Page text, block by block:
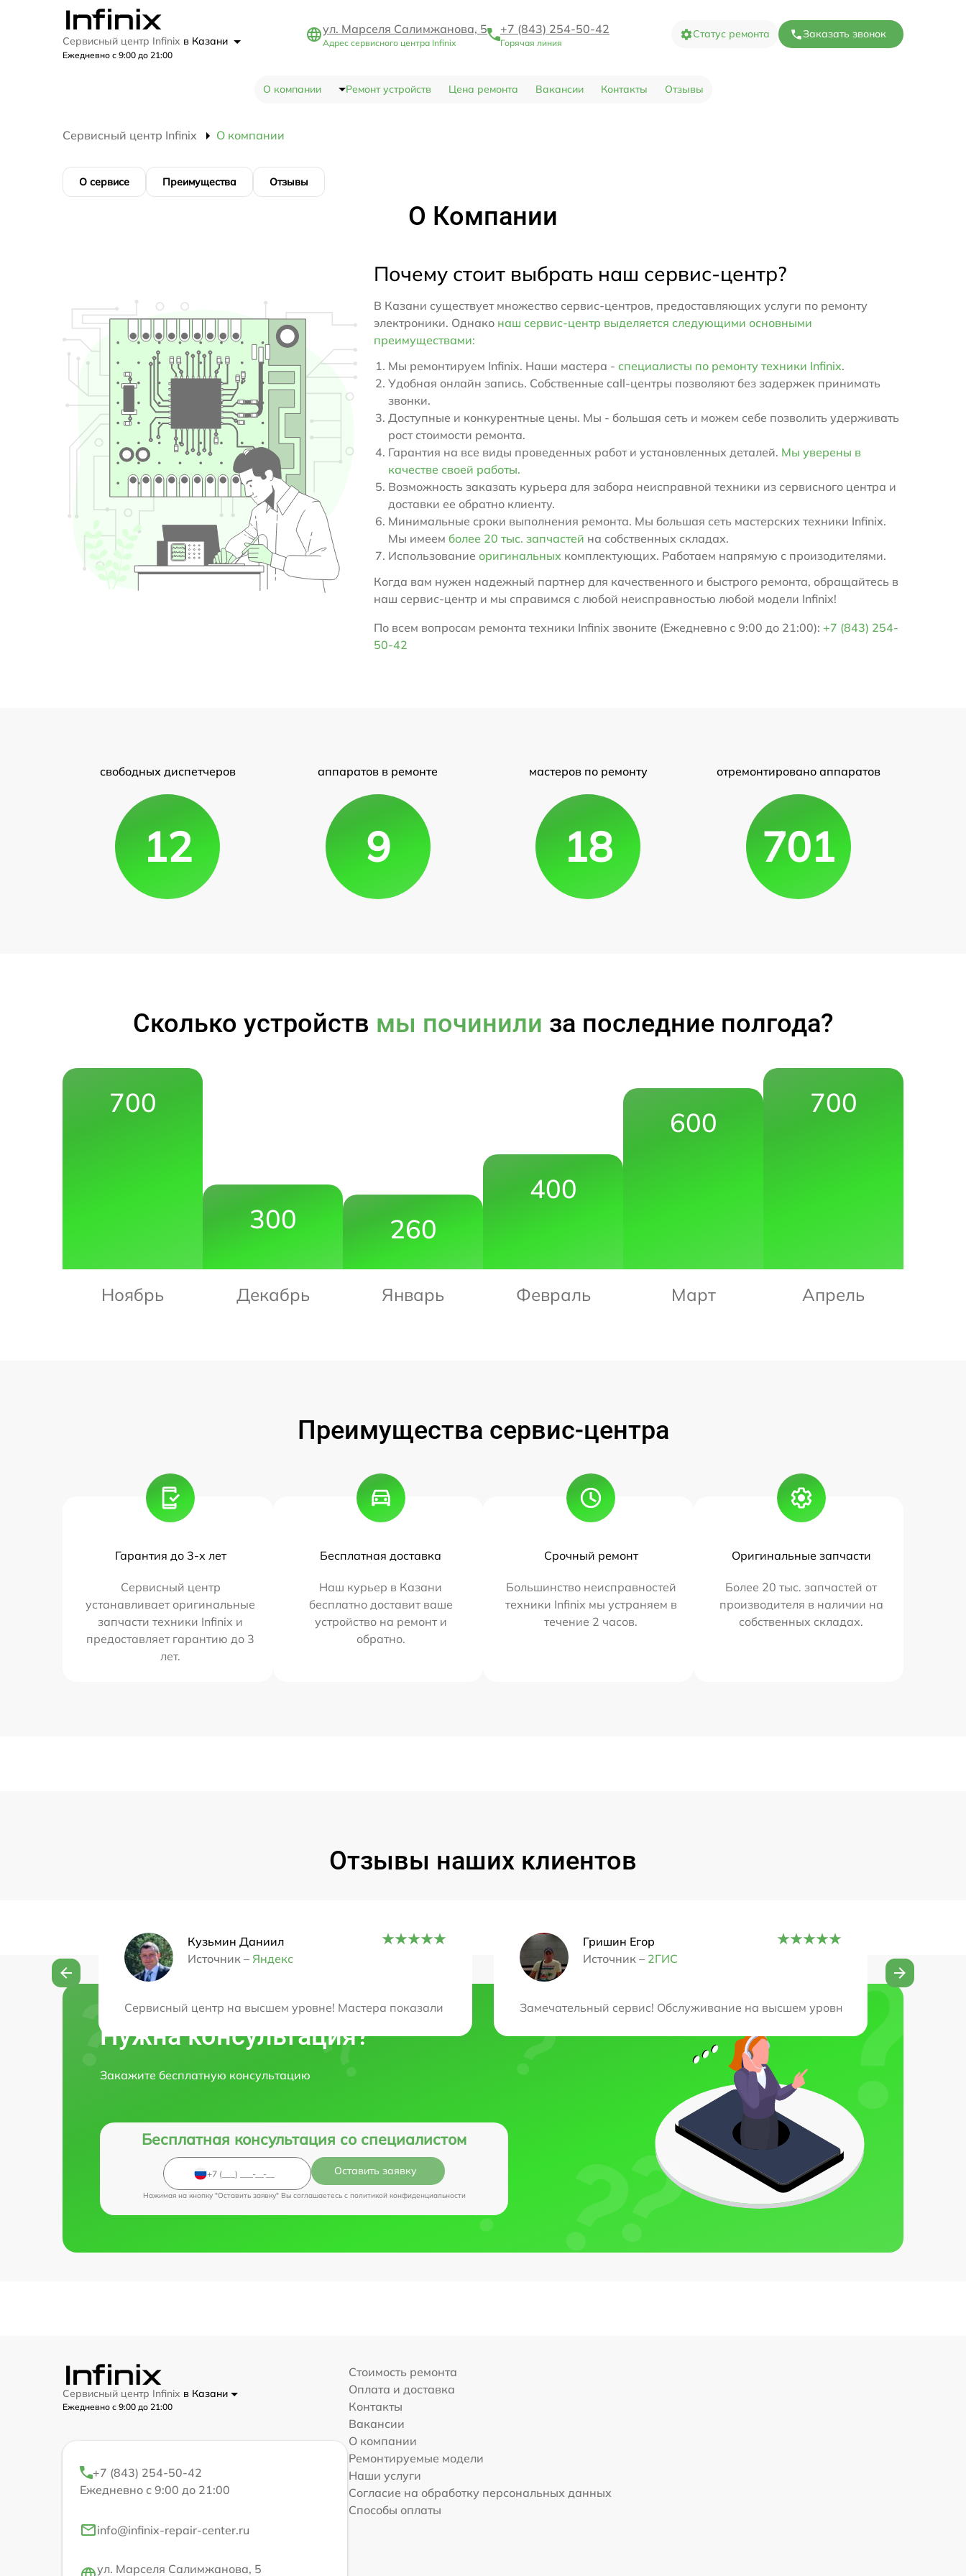
Сервисный центр Infinix в Казани
Ежедневно с 9:00 до 21:00
ул. Марселя Салимжанова, 5
Адрес сервисного центра Infinix
+7 (843) 254-50-42
Горячая линия
Статус ремонта Заказать звонок
О компании Ремонт устройств Цена ремонта Вакансии Контакты Отзывы
Сервисный центр Infinix О компании
О сервисе Преимущества Отзывы
О Компании
Почему стоит выбрать наш сервис-центр?
В Казани существует множество сервис-центров, предоставляющих услуги по ремонту
электроники. Однако наш сервис-центр выделяется следующими основными
преимуществами:
Мы ремонтируем Infinix. Наши мастера - специалисты по ремонту техники Infinix.
Удобная онлайн запись. Собственные call-центры позволяют без задержек принимать
звонки.
Доступные и конкурентные цены. Мы - большая сеть и можем себе позволить удерживать
рост стоимости ремонта.
Гарантия на все виды проведенных работ и установленных деталей. Мы уверены в
качестве своей работы.
Возможность заказать курьера для забора неисправной техники из сервисного центра и
доставки ее обратно клиенту.
Минимальные сроки выполнения ремонта. Мы большая сеть мастерских техники Infinix.
Мы имеем более 20 тыс. запчастей на собственных складах.
Использование оригинальныхкомплектующих. Работаем напрямую с произодителями.
Когда вам нужен надежный партнер для качественного и быстрого ремонта, обращайтесь в
наш сервис-центр и мы справимся с любой неисправностью любой модели Infinix!
По всем вопросам ремонта техники Infinix звоните (Ежедневно с 9:00 до 21:00): +7 (843) 254-
50-42
свободных диспетчеров
12
аппаратов в ремонте
9
мастеров по ремонту
18
отремонтировано аппаратов
701
Сколько устройств мы починили за последние полгода?
700
Ноябрь
300
Декабрь
260
Январь
400
Февраль
600
Март
700
Апрель
Преимущества сервис-центра
Гарантия до 3-х лет
Сервисный центр
устанавливает оригинальные
запчасти техники Infinix и
предоставляет гарантию до 3
лет.
Бесплатная доставка
Наш курьер в Казани
бесплатно доставит ваше
устройство на ремонт и
обратно.
Срочный ремонт
Большинство неисправностей
техники Infinix мы устраняем в
течение 2 часов.
Оригинальные запчасти
Более 20 тыс. запчастей от
производителя в наличии на
собственных складах.
Отзывы наших клиентов
Кузьмин Даниил
Источник – Яндекс
Сервисный центр на высшем уровне! Мастера показали высокий профессионализм и оперативность. Техника работает идеально после их
Гришин Егор
Источник – 2ГИС
Замечательный сервис! Обслуживание на высшем уровне, а результат
Нужна консультация?
Закажите бесплатную консультацию
Бесплатная консультация со специалистом
Оставить заявку
Нажимая на кнопку "Оставить заявку" Вы соглашаетесь c политикой конфиденциальности
Сервисный центр Infinix в Казани
Ежедневно с 9:00 до 21:00
+7 (843) 254-50-42
Ежедневно с 9:00 до 21:00
info@infinix-repair-center.ru
ул. Марселя Салимжанова, 5
Стоимость ремонта
Оплата и доставка
Контакты
Вакансии
О компании
Ремонтируемые модели
Наши услуги
Согласие на обработку персональных данных
Способы оплаты